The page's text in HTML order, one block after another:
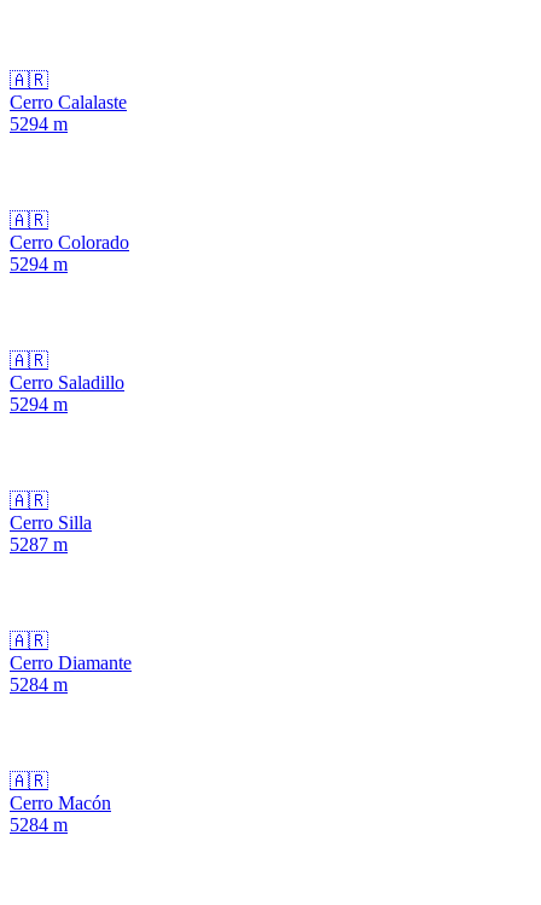
🇦🇷
Cerro Calalaste
5294 m
🇦🇷
Cerro Colorado
5294 m
🇦🇷
Cerro Saladillo
5294 m
🇦🇷
Cerro Silla
5287 m
🇦🇷
Cerro Diamante
5284 m
🇦🇷
Cerro Macón
5284 m